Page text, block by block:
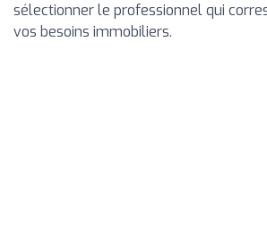
sélectionner le professionnel qui
vos besoins immobiliers.